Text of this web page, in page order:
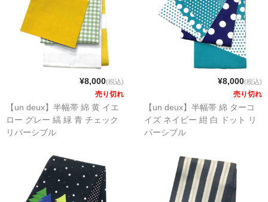
¥8,000(税込)
売り切れ
【un deux】半幅帯 綿 黄 イエ
ロー グレー 縞 緑 青 チェック
リバーシブル
¥8,000(税込)
売り切れ
【un deux】半幅帯 綿 ターコ
イズ ネイビー 紺 白 ドット リ
バーシブル